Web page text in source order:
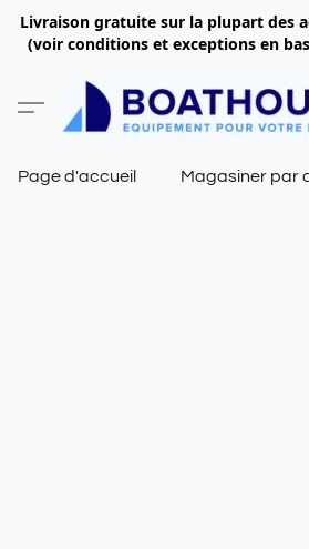
Livraison gratuite sur la plupart des
(voir conditions et exceptions en
Page d'accueil Magasiner par